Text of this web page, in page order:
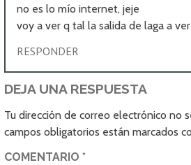
no es lo mío internet, jeje
voy a ver q tal la salida de laga a
RESPONDER
DEJA UNA RESPUESTA
Tu dirección de correo electrónico no
campos obligatorios están marcados
COMENTARIO*